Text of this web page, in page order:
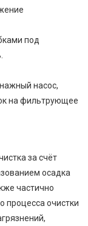
под
насос,
на фильтрующее
за счёт
осадка
частично
процесса очистки